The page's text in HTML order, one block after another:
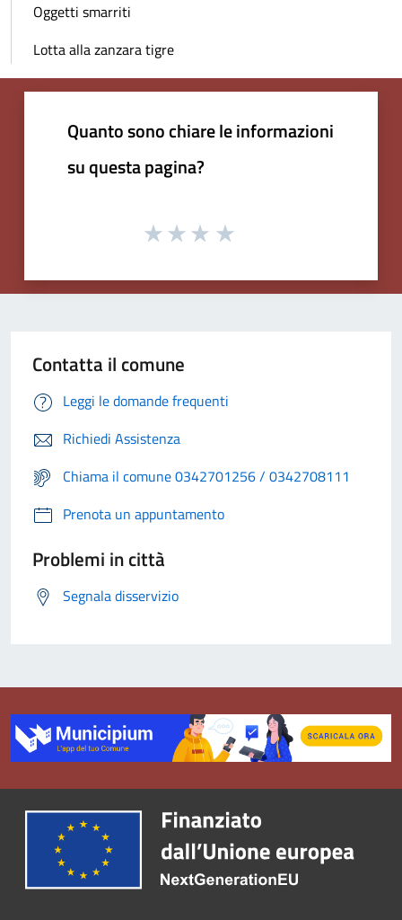
Oggetti smarriti
Lotta alla zanzara tigre
Quanto sono chiare le informazioni
su questa pagina?
Contatta il comune
Leggi le domande frequenti
Richiedi Assistenza
Chiama il comune 0342701256 / 0342708111
Prenota un appuntamento
Problemi in città
Segnala disservizio